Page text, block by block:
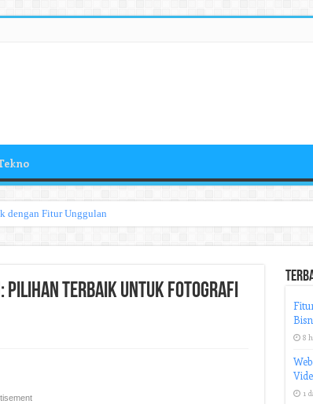
dengan Fitur Unggulan
Pilihan Terbaik untuk Fotografi
8
1